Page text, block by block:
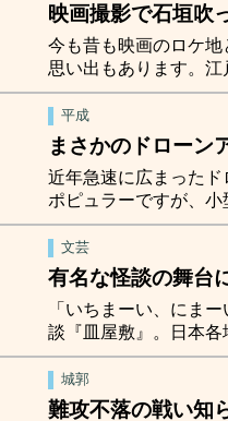
映画撮影で石垣吹
今も昔も映画のロケ
思い出もあります。
平成
まさかのドローン
近年急速に広まった
ポピュラーですが、
文芸
有名な怪談の舞台
「いちまーい、にま
談『皿屋敷』。日本
城郭
難攻不落の戦い知